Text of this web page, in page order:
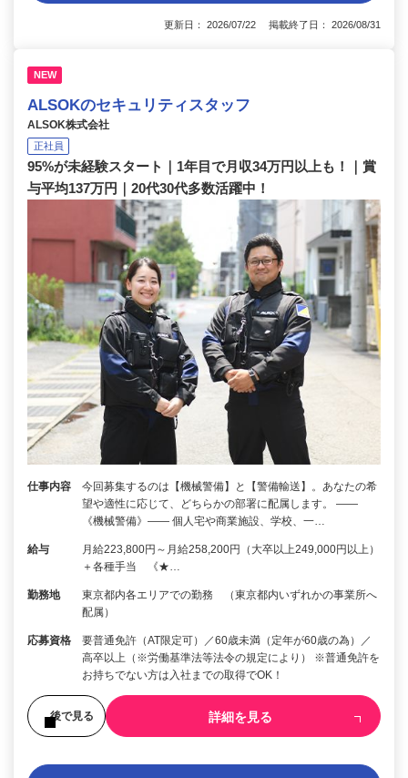
更新日： 2026/07/22 掲載終了日： 2026/08/31
NEW
ALSOKのセキュリティスタッフ
ALSOK株式会社
正社員
95%が未経験スタート｜1年目で月収34万円以上も！｜賞
与平均137万円｜20代30代多数活躍中！
仕事内容
今回募集するのは【機械警備】と【警備輸送】。あなたの希
望や適性に応じて、どちらかの部署に配属します。 ――
《機械警備》―― 個人宅や商業施設、学校、一…
給与
月給223,800円～月給258,200円（大卒以上249,000円以上）
＋各種手当 《★…
勤務地
東京都内各エリアでの勤務 （東京都内いずれかの事業所へ
配属）
応募資格
要普通免許（AT限定可）／60歳未満（定年が60歳の為）／
高卒以上（※労働基準法等法令の規定により） ※普通免許を
お持ちでない方は入社までの取得でOK！
後で見る 詳細を見る